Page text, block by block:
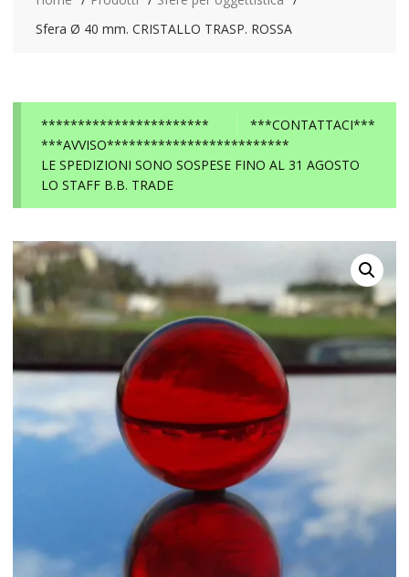
Sfera Ø 40 mm. CRISTALLO TRASP. ROSSA
***CONTATTACI***
***********************
***AVVISO*************************
LE SPEDIZIONI SONO SOSPESE FINO AL 31 AGOSTO
LO STAFF B.B. TRADE